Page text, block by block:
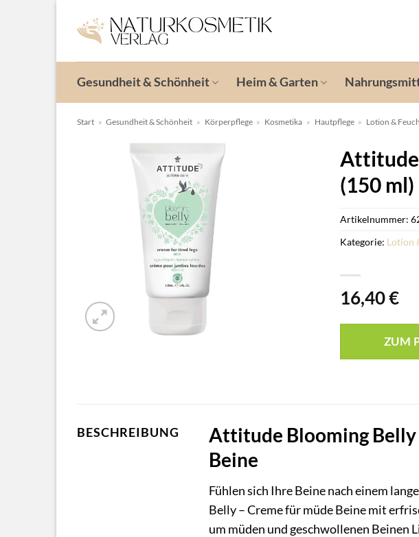
Inhalt
springen
Gesundheit & Schönheit Heim & Garten
Start » Gesundheit & Schönheit » Körperpflege » Kosmetika » Hautpflege » Lotion &
Attitude
(150 ml)
16,40€
ZUM
Artikelnummer:
Kategorie: Lotion
BESCHREIBUNG
Attitude Blooming Belly
Beine
Fühlen sich Ihre Beine nach einem
Belly – Creme für müde Beine mit
um müden und geschwollenen Beinen